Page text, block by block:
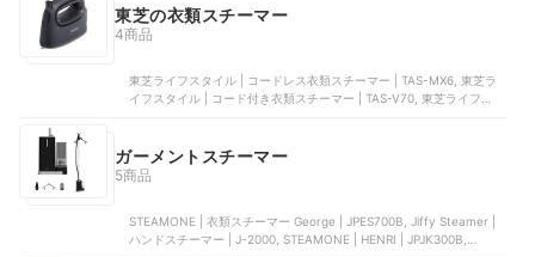
東芝の衣類スチーマー
4商品
東芝ライフスタイル | コードレス衣類スチーマー | TAS-MX6, 東芝ラ
イフスタイル | コード付き衣類スチーマー | TAS-V70, 東芝ライフスタ
ガーメントスチーマー
5商品
STEAMONE | 衣類スチーマー George | JPES700B, Jiffy Steamer |
ハンドスチーマー | J-2000, STEAMONE | HENRI | JPJK300B,